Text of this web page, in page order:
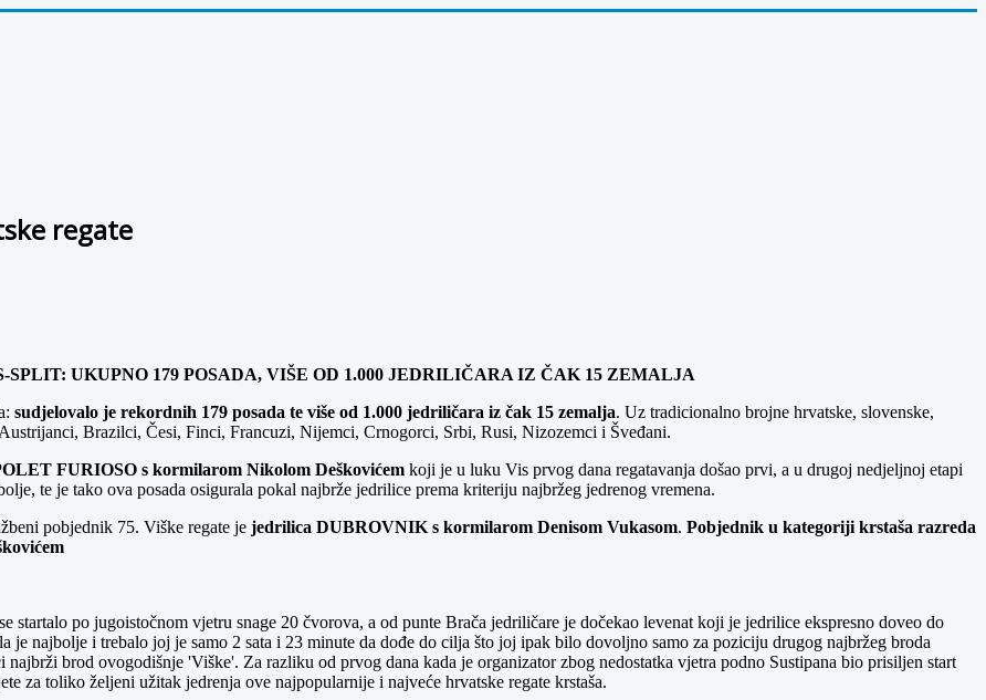
regate
UKUPNO 179 POSADA, VIŠE OD 1.000 JEDRILIČARA IZ ČAK 15 ZEMALJA
sudjelovalo je rekordnih 179 posada te više od 1.000 jedriličara iz čak 15 zemalja. Uz tradicionalno brojne hrvatske, slovenske,
Brazilci, Česi, Finci, Francuzi, Nijemci, Crnogorci, Srbi, Rusi, Nizozemci i Šveđani.
FURIOSO s kormilarom Nikolom Deškovićem koji je u luku Vis prvog dana regatavanja došao prvi, a u drugoj nedjeljnoj etapi
te je tako ova posada osigurala pokal najbrže jedrilice prema kriteriju najbržeg jedrenog vremena.
pobjednik 75. Viške regate je jedrilica DUBROVNIK s kormilarom Denisom Vukasom. Pobjednik u kategoriji krstaša razreda
startalo po jugoistočnom vjetru snage 20 čvorova, a od punte Brača jedriličare je dočekao levenat koji je jedrilice ekspresno doveo do
je najbolje i trebalo joj je samo 2 sata i 23 minute da dođe do cilja što joj ipak bilo dovoljno samo za poziciju drugog najbržeg broda
brod ovogodišnje 'Viške'. Za razliku od prvog dana kada je organizator zbog nedostatka vjetra podno Sustipana bio prisiljen start
za toliko željeni užitak jedrenja ove najpopularnije i najveće hrvatske regate krstaša.